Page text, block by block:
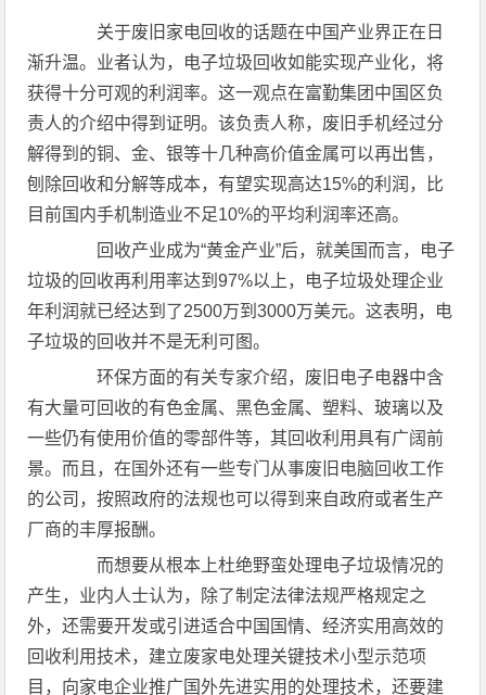
关于废旧家电回收的话题在中国产业界正在日
渐升温。业者认为，电子垃圾回收如能实现产业化，将
获得十分可观的利润率。这一观点在富勤集团中国区负
责人的介绍中得到证明。该负责人称，废旧手机经过分
解得到的铜、金、银等十几种高价值金属可以再出售，
刨除回收和分解等成本，有望实现高达15%的利润，比
目前国内手机制造业不足10%的平均利润率还高。
回收产业成为“黄金产业”后，就美国而言，电子
垃圾的回收再利用率达到97%以上，电子垃圾处理企业
年利润就已经达到了2500万到3000万美元。这表明，电
子垃圾的回收并不是无利可图。
环保方面的有关专家介绍，废旧电子电器中含
有大量可回收的有色金属、黑色金属、塑料、玻璃以及
一些仍有使用价值的零部件等，其回收利用具有广阔前
景。而且，在国外还有一些专门从事废旧电脑回收工作
的公司，按照政府的法规也可以得到来自政府或者生产
厂商的丰厚报酬。
而想要从根本上杜绝野蛮处理电子垃圾情况的
产生，业内人士认为，除了制定法律法规严格规定之
外，还需要开发或引进适合中国国情、经济实用高效的
回收利用技术，建立废家电处理关键技术小型示范项
目，向家电企业推广国外先进实用的处理技术，还要建